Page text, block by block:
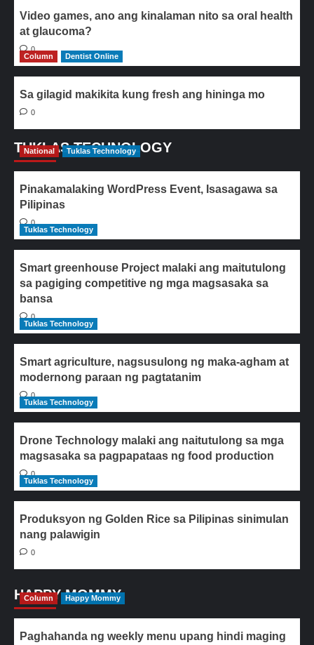
Video games, ano ang kinalaman nito sa oral health
at glaucoma?
0
Column
Dentist Online
Sa gilagid makikita kung fresh ang hininga mo
0
TUKLAS TECHNOLOGY
National Tuklas Technology
Pinakamalaking WordPress Event, Isasagawa sa
Pilipinas
0
Tuklas Technology
Smart greenhouse Project malaki ang maitutulong
sa pagiging competitive ng mga magsasaka sa
bansa
0
Tuklas Technology
Smart agriculture, nagsusulong ng maka-agham at
modernong paraan ng pagtatanim
0
Tuklas Technology
Drone Technology malaki ang naitutulong sa mga
magsasaka sa pagpapataas ng food production
0
Tuklas Technology
Produksyon ng Golden Rice sa Pilipinas sinimulan
nang palawigin
0
HAPPY MOMMY
Column Happy Mommy
Paghahanda ng weekly menu upang hindi maging